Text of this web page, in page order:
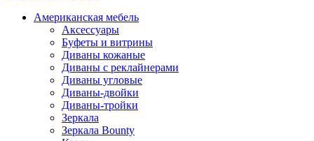
Американская мебель
Аксессуары
Буфеты и витрины
Диваны кожаные
Диваны с реклайнерами
Диваны угловые
Диваны-двойки
Диваны-тройки
Зеркала
Зеркала Bounty